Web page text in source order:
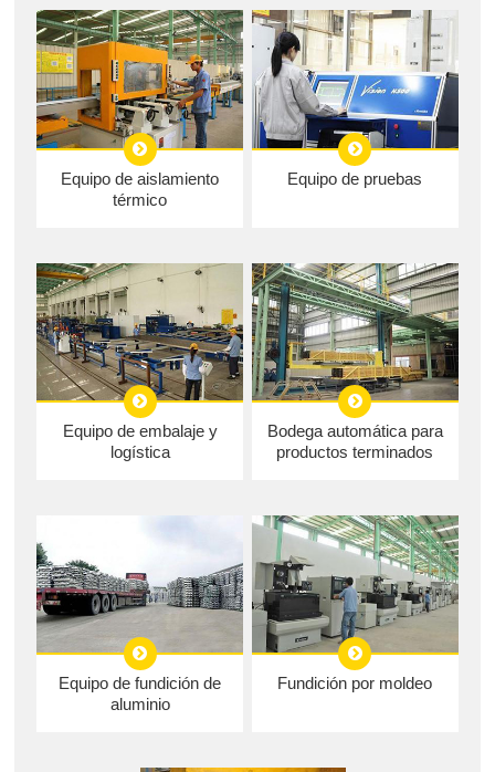
Equipo de aislamiento
térmico
Equipo de pruebas
Equipo de embalaje y
logística
Bodega automática para
productos terminados
Equipo de fundición de
aluminio
Fundición por moldeo